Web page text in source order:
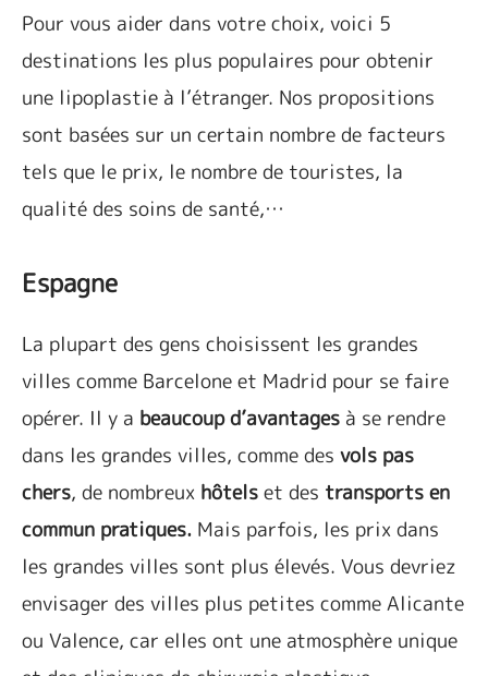
Pour vous aider dans votre choix, voici 5
destinations les plus populaires pour obtenir
une lipoplastie à l’étranger. Nos propositions
sont basées sur un certain nombre de facteurs
tels que le prix, le nombre de touristes, la
qualité des soins de santé,…
Espagne
La plupart des gens choisissent les grandes
villes comme Barcelone et Madrid pour se faire
opérer. Il y a beaucoup d’avantages à se rendre
dans les grandes villes, comme des vols pas
chers, de nombreux hôtels et des transports en
commun pratiques. Mais parfois, les prix dans
les grandes villes sont plus élevés. Vous devriez
envisager des villes plus petites comme Alicante
ou Valence, car elles ont une atmosphère unique